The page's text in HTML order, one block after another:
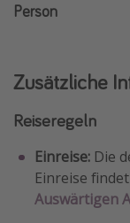
Person
Zusätzliche
Reiseregeln
Einreise: Die
Einreise
Auswärtigen